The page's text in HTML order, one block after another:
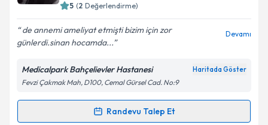
5 (2 Değerlendirme)
de annemi ameliyat etmişti bizim için zor
günlerdi.sinan hocamda...
Devamı
Medicalpark Bahçelievler Hastanesi Haritada Göster
Fevzi Çakmak Mah, D100, Cemal Gürsel Cad. No:9
Randevu Talep Et
Randevu Takvimi Talebi